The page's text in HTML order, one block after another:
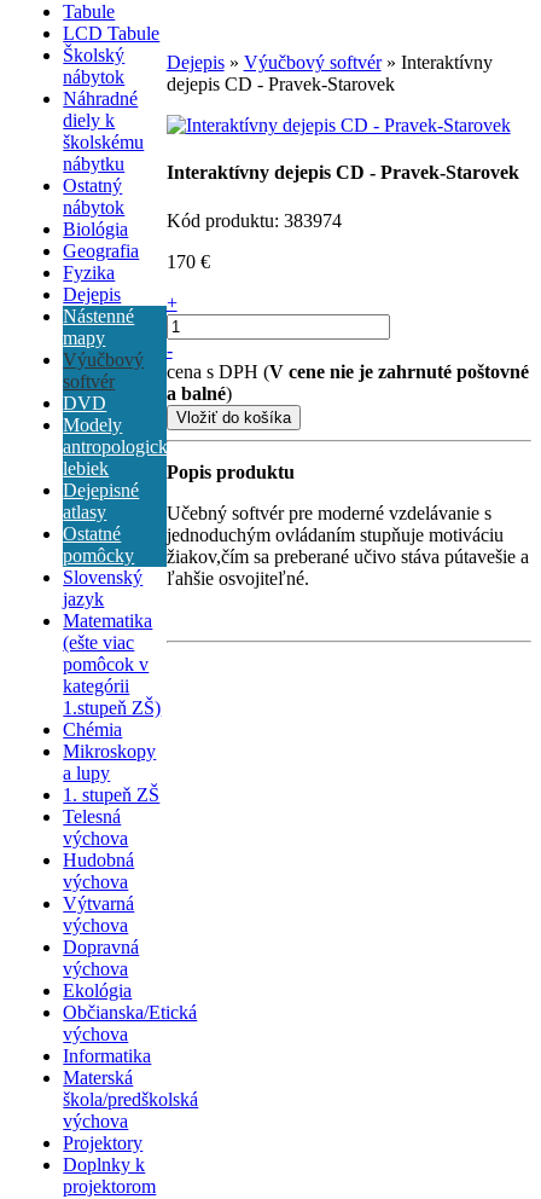
Tabule
LCD Tabule
Školský
nábytok
Náhradné
diely k
školskému
nábytku
Ostatný
nábytok
Biológia
Geografia
Fyzika
Dejepis
Nástenné
mapy
Výučbový
softvér
DVD
Modely
antropologických
lebiek
Dejepisné
atlasy
Ostatné
pomôcky
Slovenský
jazyk
Matematika
(ešte viac
pomôcok v
kategórii
1.stupeň ZŠ)
Chémia
Mikroskopy
a lupy
1. stupeň ZŠ
Telesná
výchova
Hudobná
výchova
Výtvarná
výchova
Dopravná
výchova
Ekológia
Občianska/Etická
výchova
Informatika
Materská
škola/predškolská
výchova
Projektory
Doplnky k
projektorom
Dejepis» Výučbový softvér» Interaktívny
dejepis CD - Pravek-Starovek
Interaktívny dejepis CD - Pravek-Starovek
Kód produktu: 383974
170 €
+
-
cena s DPH (V cene nie je zahrnuté poštovné
a balné)
Popis produktu
Učebný softvér pre moderné vzdelávanie s
jednoduchým ovládaním stupňuje motiváciu
žiakov,čím sa preberané učivo stáva pútavešie a
ľahšie osvojiteľné.